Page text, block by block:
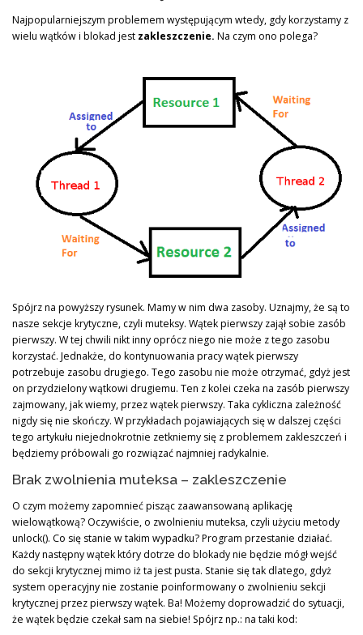
Najpopularniejszym problemem występującym wtedy, gdy korzystamy z
wielu wątków i blokad jest zakleszczenie. Na czym ono polega?
Spójrz na powyższy rysunek. Mamy w nim dwa zasoby. Uznajmy, że są to
nasze sekcje krytyczne, czyli muteksy. Wątek pierwszy zajął sobie zasób
pierwszy. W tej chwili nikt inny oprócz niego nie może z tego zasobu
korzystać. Jednakże, do kontynuowania pracy wątek pierwszy
potrzebuje zasobu drugiego. Tego zasobu nie może otrzymać, gdyż jest
on przydzielony wątkowi drugiemu. Ten z kolei czeka na zasób pierwszy
zajmowany, jak wiemy, przez wątek pierwszy. Taka cykliczna zależność
nigdy się nie skończy. W przykładach pojawiających się w dalszej części
tego artykułu niejednokrotnie zetkniemy się z problemem zakleszczeń i
będziemy próbowali go rozwiązać najmniej radykalnie.
Brak zwolnienia muteksa – zakleszczenie
O czym możemy zapomnieć pisząc zaawansowaną aplikację
wielowątkową? Oczywiście, o zwolnieniu muteksa, czyli użyciu metody
unlock(). Co się stanie w takim wypadku? Program przestanie działać.
Każdy następny wątek który dotrze do blokady nie będzie mógł wejść
do sekcji krytycznej mimo iż ta jest pusta. Stanie się tak dlatego, gdyż
system operacyjny nie zostanie poinformowany o zwolnieniu sekcji
krytycznej przez pierwszy wątek. Ba! Możemy doprowadzić do sytuacji,
że wątek będzie czekał sam na siebie! Spójrz np.: na taki kod: